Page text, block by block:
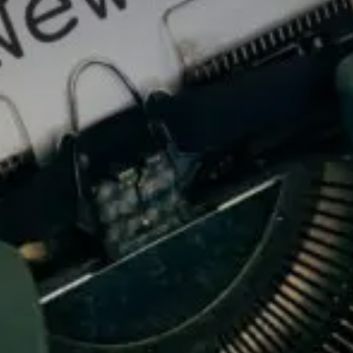
Conseil en propriété intellectuelle
Financements
Ingénierie de projet
Fiscalité & report d’imposition
IP Box pour rentabiliser vos idées
Business plan, modélisation financière
Master Classes & Ateliers
Adossement industriel
Recherche de licenciés
Transfert de technologie
M&A